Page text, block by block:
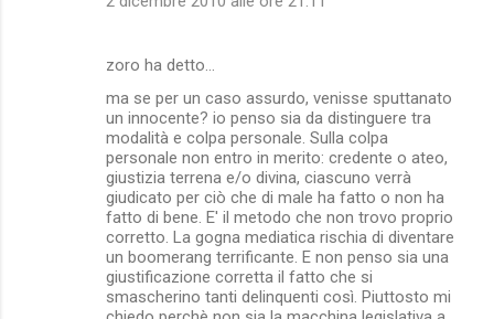
zoro ha detto…
ma se per un caso assurdo, venisse sputtanato
un innocente? io penso sia da distinguere tra
modalità e colpa personale. Sulla colpa
personale non entro in merito: credente o ateo,
giustizia terrena e/o divina, ciascuno verrà
giudicato per ciò che di male ha fatto o non ha
fatto di bene. E' il metodo che non trovo proprio
corretto. La gogna mediatica rischia di diventare
un boomerang terrificante. E non penso sia una
giustificazione corretta il fatto che si
smascherino tanti delinquenti così. Piuttosto mi